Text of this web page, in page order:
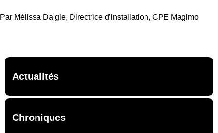
Par Mélissa Daigle, Directrice d’installation, CPE Magimo
Actualités
Chroniques